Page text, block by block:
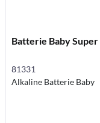
Batterie Baby Super
81331
Alkaline Batterie Baby